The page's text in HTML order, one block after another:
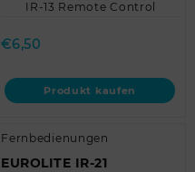
€6,50
Produkt kaufen
Fernbedienungen
EUROLITE IR-21